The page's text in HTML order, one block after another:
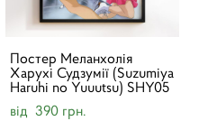
Постер Меланхолія
Харухі Судзумії (Suzumiya
Haruhi no Yuuutsu) SHY05
від 390 грн.